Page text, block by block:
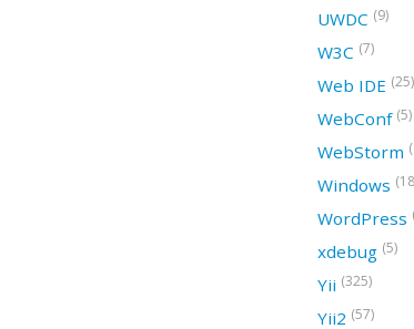
UWDC (9)
W3C (7)
Web IDE (25)
WebConf (5)
WebStorm
Windows
WordPress
xdebug (5)
Yii (325)
Yii2 (57)